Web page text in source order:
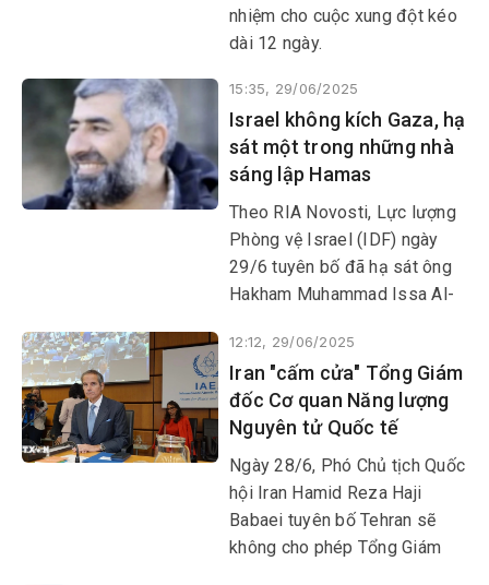
nhiệm cho cuộc xung đột kéo
dài 12 ngày.
15:35, 29/06/2025
Israel không kích Gaza, hạ
sát một trong những nhà
sáng lập Hamas
Theo RIA Novosti, Lực lượng
Phòng vệ Israel (IDF) ngày
29/6 tuyên bố đã hạ sát ông
Hakham Muhammad Issa Al-
sáng lập phong trào Hồi giáo
Hamas của Palestine, bằng
cuộc không kích chính xác tại
TP Gaza.
12:12, 29/06/2025
Iran "cấm cửa" Tổng Giám
đốc Cơ quan Năng lượng
Nguyên tử Quốc tế
Ngày 28/6, Phó Chủ tịch Quốc
hội Iran Hamid Reza Haji
Babaei tuyên bố Tehran sẽ
không cho phép Tổng Giám